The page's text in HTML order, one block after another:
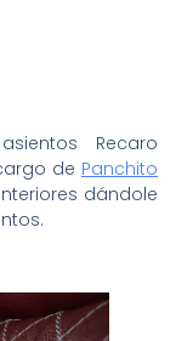
Recaro
de Panchito
dándole